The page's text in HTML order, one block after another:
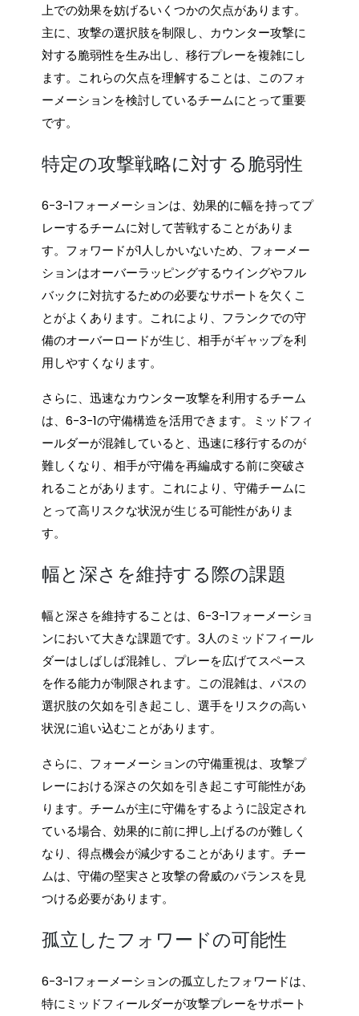
上での効果を妨げるいくつかの欠点があります。
主に、攻撃の選択肢を制限し、カウンター攻撃に
対する脆弱性を生み出し、移行プレーを複雑にし
ます。これらの欠点を理解することは、このフォ
ーメーションを検討しているチームにとって重要
です。
特定の攻撃戦略に対する脆弱性
6-3-1フォーメーションは、効果的に幅を持ってプ
レーするチームに対して苦戦することがありま
す。フォワードが1人しかいないため、フォーメー
ションはオーバーラッピングするウイングやフル
バックに対抗するための必要なサポートを欠くこ
とがよくあります。これにより、フランクでの守
備のオーバーロードが生じ、相手がギャップを利
用しやすくなります。
さらに、迅速なカウンター攻撃を利用するチーム
は、6-3-1の守備構造を活用できます。ミッドフィ
ールダーが混雑していると、迅速に移行するのが
難しくなり、相手が守備を再編成する前に突破さ
れることがあります。これにより、守備チームに
とって高リスクな状況が生じる可能性がありま
す。
幅と深さを維持する際の課題
幅と深さを維持することは、6-3-1フォーメーショ
ンにおいて大きな課題です。3人のミッドフィール
ダーはしばしば混雑し、プレーを広げてスペース
を作る能力が制限されます。この混雑は、パスの
選択肢の欠如を引き起こし、選手をリスクの高い
状況に追い込むことがあります。
さらに、フォーメーションの守備重視は、攻撃プ
レーにおける深さの欠如を引き起こす可能性があ
ります。チームが主に守備をするように設定され
ている場合、効果的に前に押し上げるのが難しく
なり、得点機会が減少することがあります。チー
ムは、守備の堅実さと攻撃の脅威のバランスを見
つける必要があります。
孤立したフォワードの可能性
6-3-1フォーメーションの孤立したフォワードは、
特にミッドフィールダーが攻撃プレーをサポート